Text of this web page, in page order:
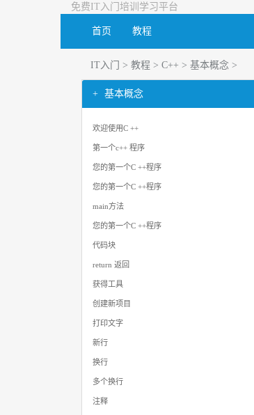
免费IT入门培训学习平台
首页 教程
IT入门 > 教程 > C++ > 基本概念 >
基本概念
欢迎使用C ++
第一个c++ 程序
您的第一个C ++程序
您的第一个C ++程序
main方法
您的第一个C ++程序
代码块
return 返回
获得工具
创建新项目
打印文字
新行
换行
多个换行
注释